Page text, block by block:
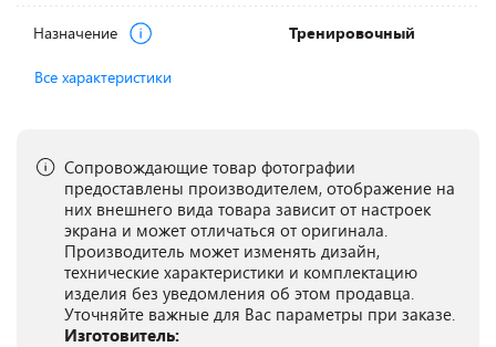
Назначение Тренировочный
Все характеристики
Сопровождающие товар фотографии
предоставлены производителем, отображение на
них внешнего вида товара зависит от настроек
экрана и может отличаться от оригинала.
Производитель может изменять дизайн,
технические характеристики и комплектацию
изделия без уведомления об этом продавца.
Уточняйте важные для Вас параметры при заказе.
Изготовитель: